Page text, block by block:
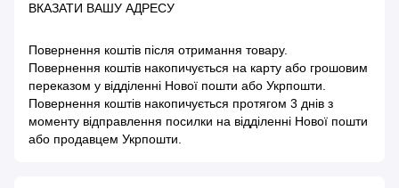
ВКАЗАТИ ВАШУ АДРЕСУ
Повернення коштів після отримання товару.
Повернення коштів накопичується на карту або грошовим
переказом у відділенні Нової пошти або Укрпошти.
Повернення коштів накопичується протягом 3 днів з
моменту відправлення посилки на відділенні Нової пошти
або продавцем Укрпошти.